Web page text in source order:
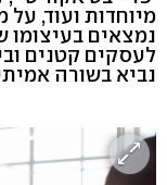
מיוחדות ועוד,
נמצאים בעיצומו
לעסקים קטנים
נביא בשורה